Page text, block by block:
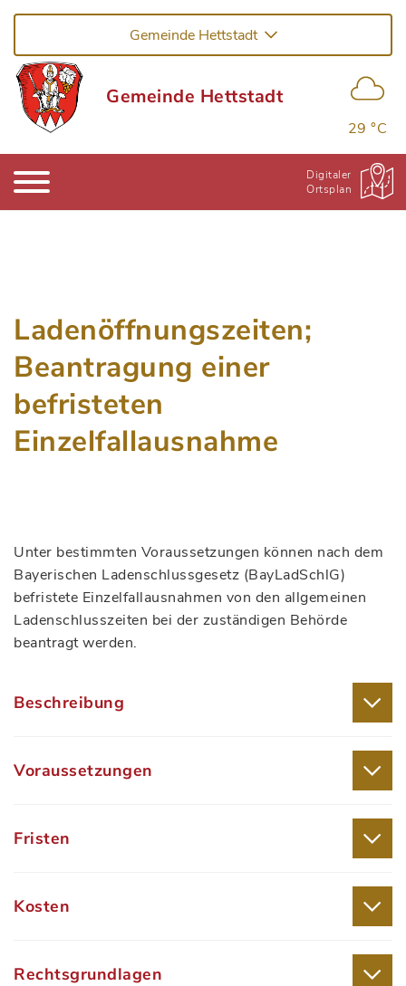
Gemeinde Hettstadt
Gemeinde Hettstadt
29 °C
Digitaler
Ortsplan
Ladenöffnungszeiten;
Beantragung einer
befristeten
Einzelfallausnahme
Unter bestimmten Voraussetzungen können nach dem
Bayerischen Ladenschlussgesetz (BayLadSchlG)
befristete Einzelfallausnahmen von den allgemeinen
Ladenschlusszeiten bei der zuständigen Behörde
beantragt werden.
Beschreibung
Voraussetzungen
Fristen
Kosten
Rechtsgrundlagen